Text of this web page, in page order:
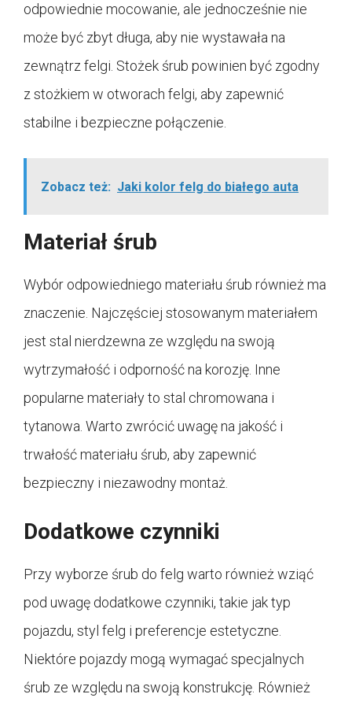
odpowiednie mocowanie, ale jednocześnie nie
może być zbyt długa, aby nie wystawała na
zewnątrz felgi. Stożek śrub powinien być zgodny
z stożkiem w otworach felgi, aby zapewnić
stabilne i bezpieczne połączenie.
Zobacz też: Jaki kolor felg do białego auta
Materiał śrub
Wybór odpowiedniego materiału śrub również ma
znaczenie. Najczęściej stosowanym materiałem
jest stal nierdzewna ze względu na swoją
wytrzymałość i odporność na korozję. Inne
popularne materiały to stal chromowana i
tytanowa. Warto zwrócić uwagę na jakość i
trwałość materiału śrub, aby zapewnić
bezpieczny i niezawodny montaż.
Dodatkowe czynniki
Przy wyborze śrub do felg warto również wziąć
pod uwagę dodatkowe czynniki, takie jak typ
pojazdu, styl felg i preferencje estetyczne.
Niektóre pojazdy mogą wymagać specjalnych
śrub ze względu na swoją konstrukcję. Również